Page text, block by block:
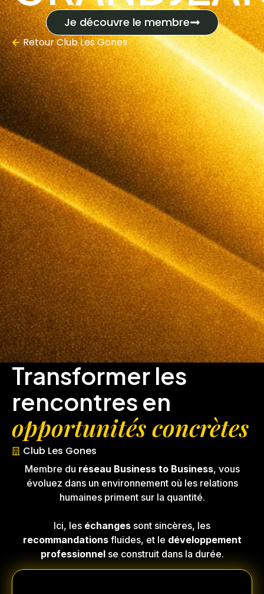
Je découvre le membre
RetourClub Les Gones
Membre du réseau Business to Business, vous
évoluez dans un environnement où les relations
humaines priment sur la quantité.
Ici, les échanges sont sincères, les
recommandationsfluides, et le développement
professionnelse construit dans la durée.
Transformer les
rencontres en
opportunités concrètes
Club Les Gones